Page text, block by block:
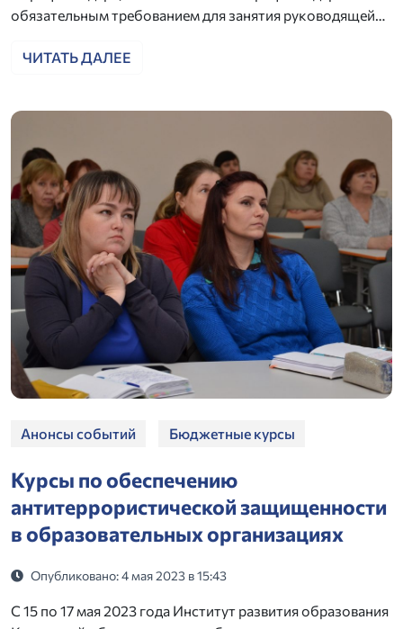
обязательным требованием для занятия руководящей…
ЧИТАТЬ ДАЛЕЕ
Анонсы событий Бюджетные курсы
Курсы по обеспечению
антитеррористической защищенности
в образовательных организациях
Опубликовано: 4 мая 2023 в 15:43
С 15 по 17 мая 2023 года Институт развития образования